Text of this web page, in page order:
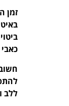
זמן
ללב